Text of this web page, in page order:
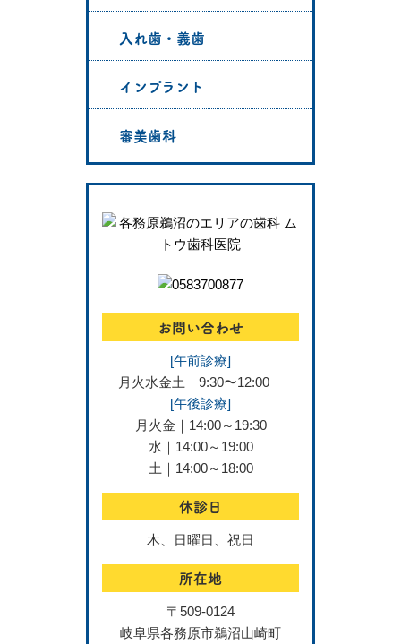
入れ歯・義歯
インプラント
審美歯科
お問い合わせ
[午前診療]
月火水金土｜9:30〜12:00
[午後診療]
月火金｜14:00～19:30
水｜14:00～19:00
土｜14:00～18:00
休診日
木、日曜日、祝日
所在地
〒509-0124
岐阜県各務原市鵜沼山崎町